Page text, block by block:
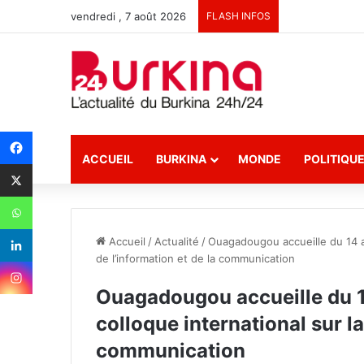
vendredi , 7 août 2026 FLASH INFOS
ACCUEIL BURKINA MONDE POLITIQUE
Accueil / Actualité /Ouagadougou accueille du
de l’information et de la communication
Ouagadougou accueille du
colloque international sur
communication